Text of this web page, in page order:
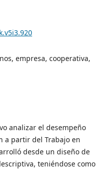
empresa, cooperativa,
analizar el desempeño
a partir del Trabajo en
desde un diseño de
teniéndose como